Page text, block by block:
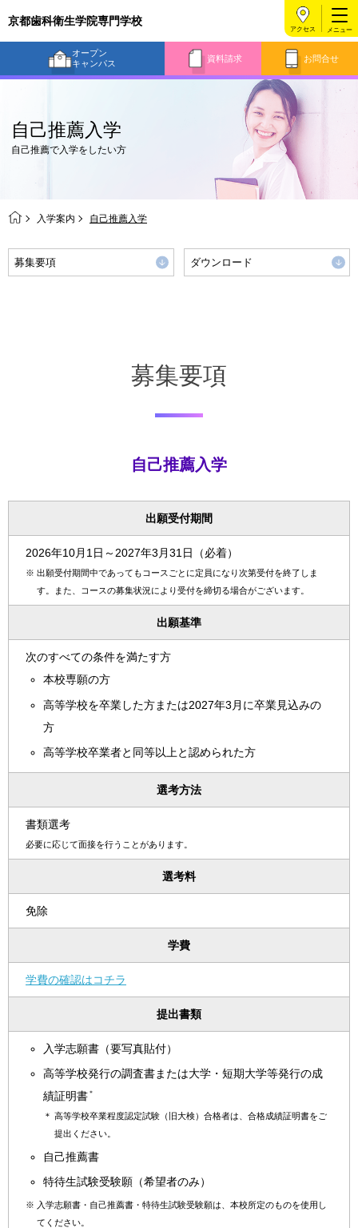
京都歯科衛生学院専門学校
オープン
キャンパス
資料請求 お問合せ
アクセス
自己推薦入学
自己推薦で入学をしたい方
入学案内 自己推薦入学
募集要項 ダウンロード
募集要項
自己推薦入学
出願受付期間
2026年10月1日～2027年3月31日（必着）
※ 出願受付期間中であってもコースごとに定員になり次第受付を終了しま
す。また、コースの募集状況により受付を締切る場合がございます。
出願基準
次のすべての条件を満たす方
本校専願の方
高等学校を卒業した方または2027年3月に卒業見込みの
方
高等学校卒業者と同等以上と認められた方
選考方法
書類選考
必要に応じて面接を行うことがあります。
選考料
免除
学費
学費の確認はコチラ
提出書類
入学志願書（要写真貼付）
高等学校発行の調査書または大学・短期大学等発行の成
績証明書 ＊
＊ 高等学校卒業程度認定試験（旧大検）合格者は、合格成績証明書をご
提出ください。
自己推薦書
特待生試験受験願（希望者のみ）
※ 入学志願書・自己推薦書・特待生試験受験願は、本校所定のものを使用し
てください。